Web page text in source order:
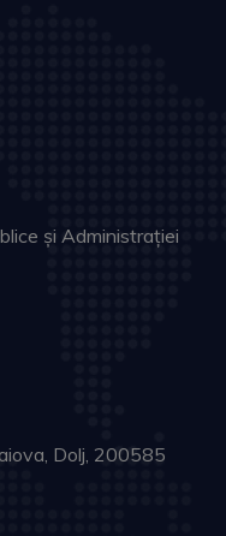
și Administrației
Dolj, 200585